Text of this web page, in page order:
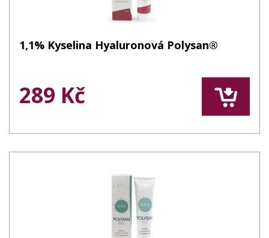
1,1% Kyselina Hyaluronová Polysan®
289 Kč